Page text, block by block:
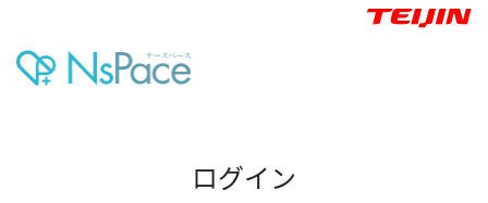
ログイン